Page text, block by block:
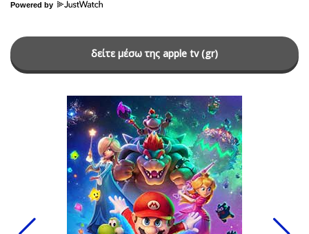
Powered by
δείτε μέσω της apple tv (gr)